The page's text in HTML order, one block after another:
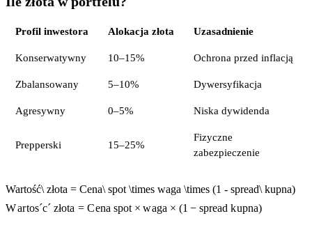
Profil inwestora Alokacja złota Uzasadnienie
Konserwatywny 10–15% Ochrona przed inflacją
Zbalansowany 5–10% Dywersyfikacja
Agresywny 0–5% Niska dywidenda
Prepperski 15–25%
Fizyczne
zabezpieczenie
Wartość\ złota = Cena\ spot \times waga \times (1 - spread\ kupna)
Wartosˊcˊ złota = Cena spot × waga × (1 − spread kupna)